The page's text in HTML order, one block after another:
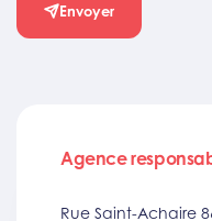
Envoyer
Agence
Rue Saint-Achaire